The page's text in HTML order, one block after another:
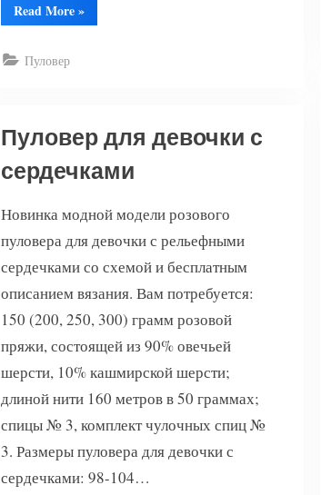
Read More“Джемпер
с
»
Пуловер
Пуловер для девочки с
сердечками
Новинка модной модели розового
пуловера для девочки с рельефными
сердечками со схемой и бесплатным
описанием вязания. Вам потребуется:
150 (200, 250, 300) грамм розовой
пряжи, состоящей из 90% овечьей
шерсти, 10% кашмирской шерсти;
длиной нити 160 метров в 50 граммах;
спицы № 3, комплект чулочных спиц №
3. Размеры пуловера для девочки с
сердечками: 98-104…